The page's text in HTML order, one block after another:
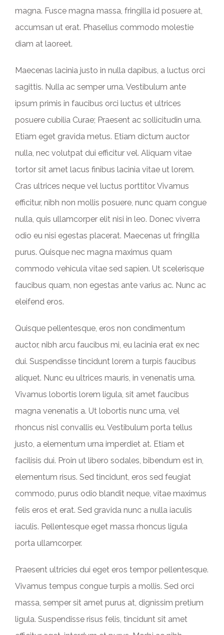
magna. Fusce magna massa, fringilla id posuere at,
accumsan ut erat. Phasellus commodo molestie
diam at laoreet.
Maecenas lacinia justo in nulla dapibus, a luctus orci
sagittis. Nulla ac semper urna. Vestibulum ante
ipsum primis in faucibus orci luctus et ultrices
posuere cubilia Curae; Praesent ac sollicitudin urna.
Etiam eget gravida metus. Etiam dictum auctor
nulla, nec volutpat dui efficitur vel. Aliquam vitae
tortor sit amet lacus finibus lacinia vitae ut lorem.
Cras ultrices neque vel luctus porttitor. Vivamus
efficitur, nibh non mollis posuere, nunc quam congue
nulla, quis ullamcorper elit nisi in leo. Donec viverra
odio eu nisi egestas placerat. Maecenas ut fringilla
purus. Quisque nec magna maximus quam
commodo vehicula vitae sed sapien. Ut scelerisque
faucibus quam, non egestas ante varius ac. Nunc ac
eleifend eros.
Quisque pellentesque, eros non condimentum
auctor, nibh arcu faucibus mi, eu lacinia erat ex nec
dui. Suspendisse tincidunt lorem a turpis faucibus
aliquet. Nunc eu ultrices mauris, in venenatis urna.
Vivamus lobortis lorem ligula, sit amet faucibus
magna venenatis a. Ut lobortis nunc urna, vel
rhoncus nisl convallis eu. Vestibulum porta tellus
justo, a elementum urna imperdiet at. Etiam et
facilisis dui. Proin ut libero sodales, bibendum est in,
elementum risus. Sed tincidunt, eros sed feugiat
commodo, purus odio blandit neque, vitae maximus
felis eros et erat. Sed gravida nunc a nulla iaculis
iaculis. Pellentesque eget massa rhoncus ligula
porta ullamcorper.
Praesent ultricies dui eget eros tempor pellentesque.
Vivamus tempus congue turpis a mollis. Sed orci
massa, semper sit amet purus at, dignissim pretium
ligula. Suspendisse risus felis, tincidunt sit amet